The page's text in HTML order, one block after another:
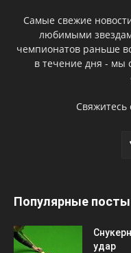
Самые свежие
любимыми
чемпионатов раньше
в течение дня - мы
Свяжитесь
Популярные посты
удар